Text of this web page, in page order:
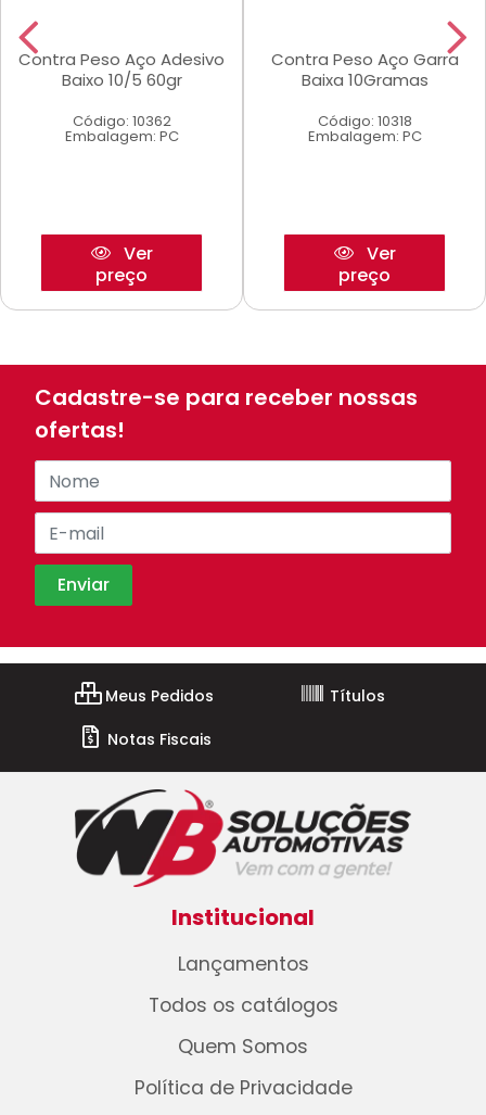
Contra Peso Aço Adesivo
Baixo 10/5 60gr
Código: 10362
Embalagem: PC
Ver
preço
Contra Peso Aço Garra
Baixa 10Gramas
Código: 10318
Embalagem: PC
Ver
preço
Cadastre-se para receber nossas
ofertas!
Meus Pedidos
Títulos
Notas Fiscais
Institucional
Lançamentos
Todos os catálogos
Quem Somos
Política de Privacidade